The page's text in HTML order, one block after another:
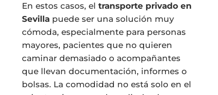
En estos casos, el transporte privado en
Sevillapuede ser una solución muy
cómoda, especialmente para personas
mayores, pacientes que no quieren
caminar demasiado o acompañantes
que llevan documentación, informes o
bolsas. La comodidad no está solo en el